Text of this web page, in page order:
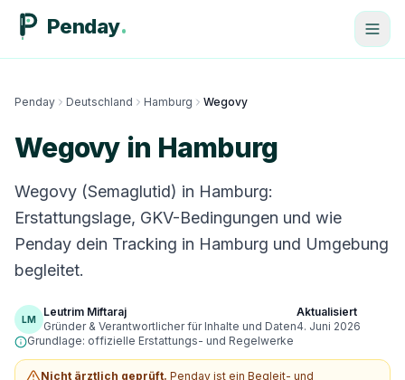
Penday
Penday Deutschland Hamburg Wegovy
Wegovy in Hamburg
Wegovy (Semaglutid) in Hamburg:
Erstattungslage, GKV-Bedingungen und wie
Penday dein Tracking in Hamburg und Umgebung
begleitet.
LM
Leutrim Miftaraj
Gründer & Verantwortlicher für Inhalte und Daten
Aktualisiert
4. Juni 2026
Grundlage: offizielle Erstattungs- und Regelwerke
Nicht ärztlich geprüft. Penday ist ein Begleit- und